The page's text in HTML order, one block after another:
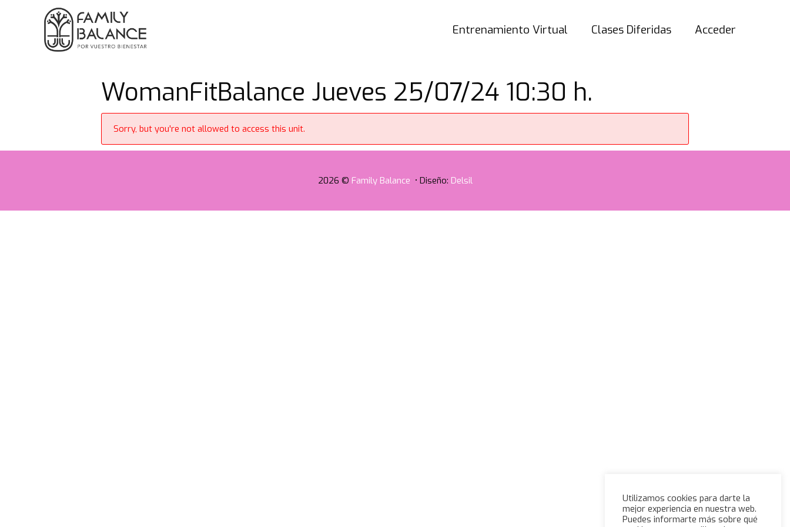
Entrenamiento Virtual Clases Diferidas Acceder
WomanFitBalance Jueves 25/07/24 10:30 h.
Sorry, but you're not allowed to access this unit.
2026 © Family Balance • Diseño: Delsil
Utilizamos cookies para darte la
mejor experiencia en nuestra web.
Puedes informarte más sobre qué